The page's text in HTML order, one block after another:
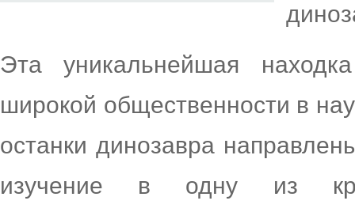
Эта уникальнейшая
широкой общественности в
останки динозавра
изучение в одну из